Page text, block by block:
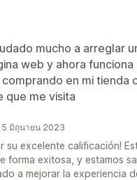
mucho a arreglar
web y ahora
en mi tienda
que me visita
มิถุนายน 2023
su excelente calificación!
forma exitosa, y estamos
a mejorar la experiencia